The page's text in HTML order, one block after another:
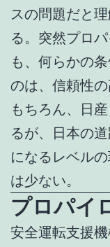
スの問題だと
る。突然プロ
も、何らかの
のは、信頼性の
もちろん、日
るが、日本の
になるレベル
は少ない。
プロパイ
安全運転支援